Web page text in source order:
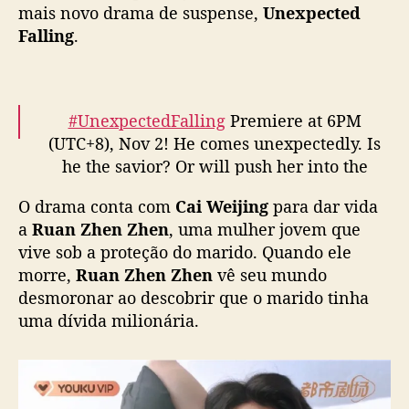
r
“
U
n
x
p
e
c
e
a
mais novo drama de suspense, Unexpected
Falling.
#UnexpectedFallingPremiere at 6PM
(UTC+8), Nov 2! He comes unexpectedly. Is
he the savior? Or will push her into the
emotions and lies follow one after another.
Are they opponents or allies?#CaiWenjing
#PengGuanyingOnly on YOUKU!
pic.twitter.com/V1UxexTL68
— 优酷Youku (@YoukuOfficial)
O drama conta com Cai Weijing para dar vida
a Ruan Zhen Zhen, uma mulher jovem que
vive sob a proteção do marido. Quando ele
morre, Ruan Zhen Zhen vê seu mundo
desmoronar ao descobrir que o marido tinha
uma dívida milionária.